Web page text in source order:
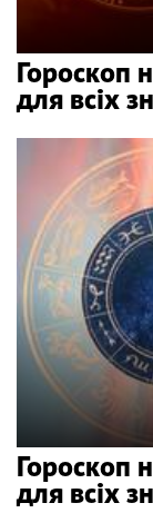
Гороскоп
для всіх
Гороскоп
для всіх